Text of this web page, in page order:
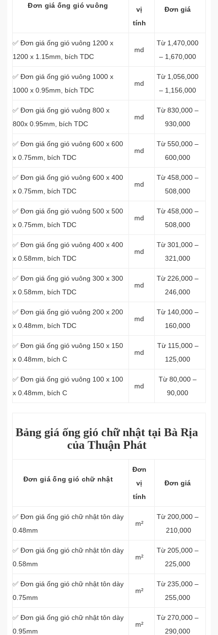
Đơn giá ống gió vuông
vị
tính
Đơn giá
✅ Đơn giá ống gió vuông 1200 x
1200 x 1.15mm, bích TDC
md
Từ 1,470,000
– 1,670,000
✅ Đơn giá ống gió vuông 1000 x
1000 x 0.95mm, bích TDC
md
Từ 1,056,000
– 1,156,000
✅ Đơn giá ống gió vuông 800 x
800x 0.95mm, bích TDC
md
Từ 830,000 –
930,000
✅ Đơn giá ống gió vuông 600 x 600
x 0.75mm, bích TDC
md
Từ 550,000 –
600,000
✅ Đơn giá ống gió vuông 600 x 400
x 0.75mm, bích TDC
md
Từ 458,000 –
508,000
✅ Đơn giá ống gió vuông 500 x 500
x 0.75mm, bích TDC
md
Từ 458,000 –
508,000
✅ Đơn giá ống gió vuông 400 x 400
x 0.58mm, bích TDC
md
Từ 301,000 –
321,000
✅ Đơn giá ống gió vuông 300 x 300
x 0.58mm, bích TDC
md
Từ 226,000 –
246,000
✅ Đơn giá ống gió vuông 200 x 200
x 0.48mm, bích TDC
md
Từ 140,000 –
160,000
✅ Đơn giá ống gió vuông 150 x 150
x 0.48mm, bích C
md
Từ 115,000 –
125,000
✅ Đơn giá ống gió vuông 100 x 100
x 0.48mm, bích C
md
Từ 80,000 –
90,000
Bảng giá ống gió chữ nhật tại Bà Rịa
của Thuận Phát
Đơn giá ống gió chữ nhật
Đơn
vị
tính
Đơn giá
✅ Đơn giá ống gió chữ nhật tôn dày
0.48mm
m²
Từ 200,000 –
210,000
✅ Đơn giá ống gió chữ nhật tôn dày
0.58mm
m²
Từ 205,000 –
225,000
✅ Đơn giá ống gió chữ nhật tôn dày
0.75mm
m²
Từ 235,000 –
255,000
✅ Đơn giá ống gió chữ nhật tôn dày
0.95mm
m²
Từ 270,000 –
290,000